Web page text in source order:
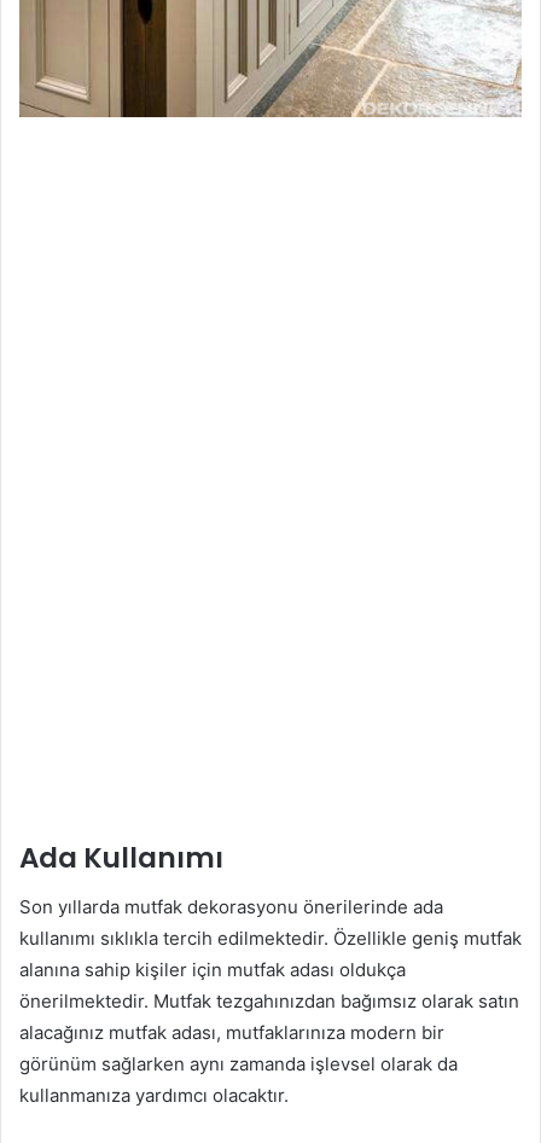
Ada Kullanımı
Son yıllarda mutfak dekorasyonu önerilerinde ada
kullanımı sıklıkla tercih edilmektedir. Özellikle geniş mutfak
alanına sahip kişiler için mutfak adası oldukça
önerilmektedir. Mutfak tezgahınızdan bağımsız olarak satın
alacağınız mutfak adası, mutfaklarınıza modern bir
görünüm sağlarken aynı zamanda işlevsel olarak da
kullanmanıza yardımcı olacaktır.